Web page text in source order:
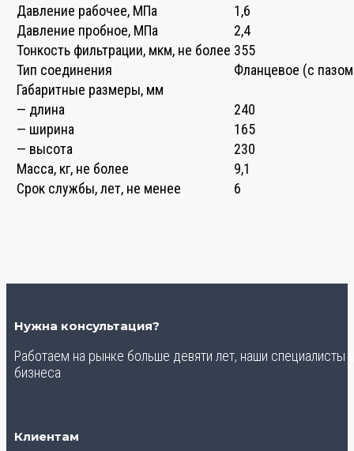
Давление рабочее, МПа
1,6
Давление пробное, МПа
2,4
Тонкость фильтрации, мкм, не более 355
Тип соединения
Фланцевое (с
Габаритные размеры, мм
— длина
240
— ширина
165
— высота
230
Масса, кг, не более
9,1
Срок службы, лет, не менее
6
Нужна консультация?
Работаем на рынке больше девяти лет, наши
бизнеса
Клиентам